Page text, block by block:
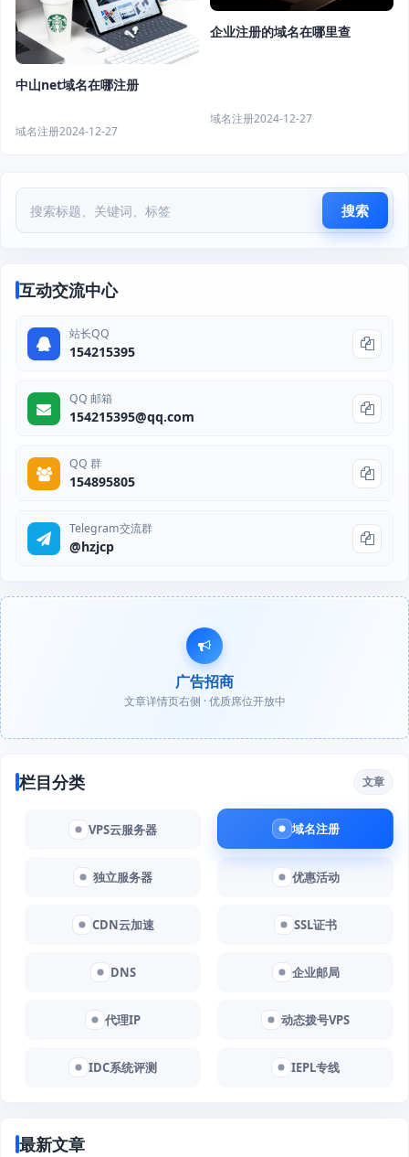
中山net域名在哪注册
域名注册2024-12-27
企业注册的域名在哪里查
域名注册2024-12-27
搜索
互动交流中心
站长QQ
154215395
QQ 邮箱
154215395@qq.com
QQ 群
154895805
Telegram交流群
@hzjcp
广告招商
文章详情页右侧 · 优质席位开放中
栏目分类 文章
VPS云服务器 域名注册
独立服务器 优惠活动
CDN云加速 SSL证书
DNS 企业邮局
代理IP 动态拨号VPS
IDC系统评测 IEPL专线
最新文章